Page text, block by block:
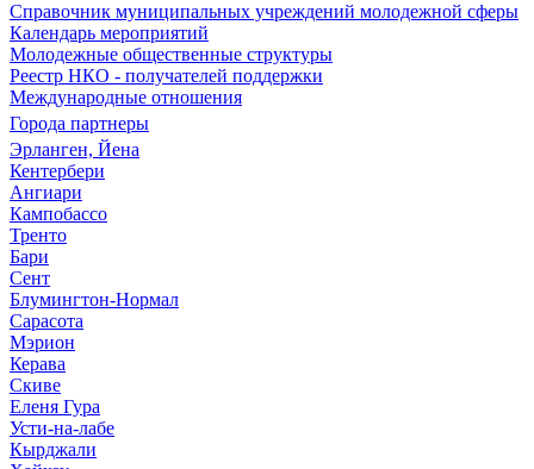
Справочник муниципальных учреждений молодежной сферы
Календарь мероприятий
Молодежные общественные структуры
Реестр НКО - получателей поддержки
Международные отношения
Города партнеры
Эрланген, Йена
Кентербери
Ангиари
Кампобассо
Тренто
Бари
Сент
Блумингтон-Нормал
Сарасота
Мэрион
Керава
Скиве
Еленя Гура
Усти-на-лабе
Кырджали